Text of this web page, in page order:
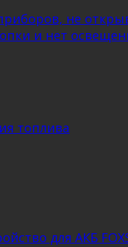
не
и нет
топлива
для АКБ